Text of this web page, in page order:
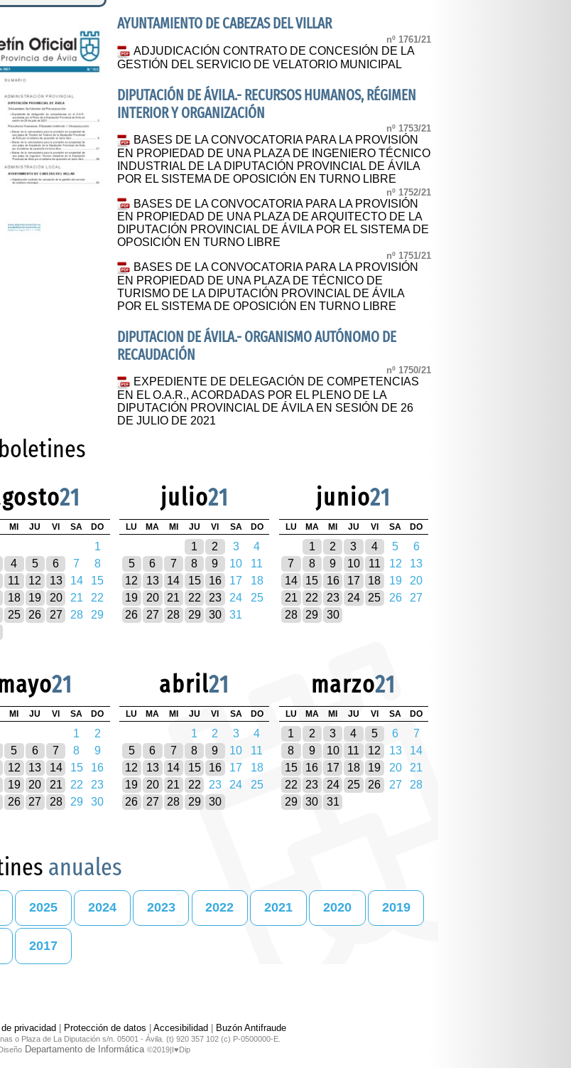
AYUNTAMIENTO DE CABEZAS DEL VILLAR
nº 1761/21
ADJUDICACIÓN CONTRATO DE CONCESIÓN DE LA
GESTIÓN DEL SERVICIO DE VELATORIO MUNICIPAL
DIPUTACIÓN DE ÁVILA.- RECURSOS HUMANOS, RÉGIMEN
INTERIOR Y ORGANIZACIÓN
nº 1753/21
BASES DE LA CONVOCATORIA PARA LA PROVISIÓN
EN PROPIEDAD DE UNA PLAZA DE INGENIERO TÉCNICO
INDUSTRIAL DE LA DIPUTACIÓN PROVINCIAL DE ÁVILA
POR EL SISTEMA DE OPOSICIÓN EN TURNO LIBRE
nº 1752/21
BASES DE LA CONVOCATORIA PARA LA PROVISIÓN
EN PROPIEDAD DE UNA PLAZA DE ARQUITECTO DE LA
DIPUTACIÓN PROVINCIAL DE ÁVILA POR EL SISTEMA DE
OPOSICIÓN EN TURNO LIBRE
nº 1751/21
BASES DE LA CONVOCATORIA PARA LA PROVISIÓN
EN PROPIEDAD DE UNA PLAZA DE TÉCNICO DE
TURISMO DE LA DIPUTACIÓN PROVINCIAL DE ÁVILA
POR EL SISTEMA DE OPOSICIÓN EN TURNO LIBRE
DIPUTACION DE ÁVILA.- ORGANISMO AUTÓNOMO DE
RECAUDACIÓN
nº 1750/21
EXPEDIENTE DE DELEGACIÓN DE COMPETENCIAS
EN EL O.A.R., ACORDADAS POR EL PLENO DE LA
DIPUTACIÓN PROVINCIAL DE ÁVILA EN SESIÓN DE 26
DE JULIO DE 2021
boletines
21
MI JU VI SA DO
1
4 5 6 7
8
11 12 13 14
15
18 19 20 21
22
25 26 27 28
29
julio21
LU MA MI JU VI SA DO
1 2 3
4
5
6 7 8 9 10
11
12
13 14 15 16 17
18
19
20 21 22 23 24
25
26
27 28 29 30 31
junio21
LU MA MI JU VI SA DO
1 2 3 4 5
6
7
8 9 10 11 12
13
14
15 16 17 18 19
20
21
22 23 24 25 26
27
28
29 30
21
MI JU VI SA DO
1
2
5 6 7 8
9
12 13 14 15
16
19 20 21 22
23
26 27 28 29
30
abril21
LU MA MI JU VI SA DO
1 2 3
4
5
6 7 8 9 10
11
12
13 14 15 16 17
18
19
20 21 22 23 24
25
26
27 28 29 30
marzo21
LU MA MI JU VI SA DO
1 2 3 4 5 6
7
8
9 10 11 12 13
14
15
16 17 18 19 20
21
22
23 24 25 26 27
28
29
30 31
anuales
2025 2024 2023 2022 2021 2020 2019
2017
privacidad Protección de datos Accesibilidad Buzón Antifraude
o Plaza de La Diputación s/n. 05001 - Ávila. (t) 920 357 102 (c) P-0500000-E.
Departamento de Informática ©2019|I♥Dip